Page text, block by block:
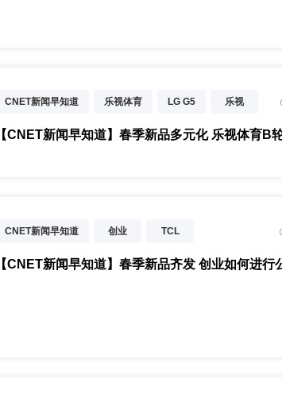
CNET新闻早知道 乐视体育 LG G5 乐视
魅族PRO 6
【CNET新闻早知道】春季新品多元化 乐视体育B
CNET新闻早知道 创业 TCL
乐视超级会员日
【CNET新闻早知道】春季新品齐发 创业如何进行